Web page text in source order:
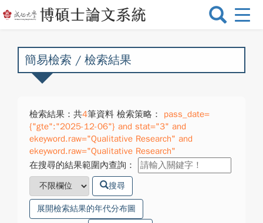
選
換
簡易檢索 / 檢索結果
檢索結果：共4筆資料 檢索策略：
pass_date=
{"gte":"2025-12-06"} and stat="3" and
ekeyword.raw="Qualitative Research" and
ekeyword.raw="Qualitative Research"
在搜尋的結果範圍內查詢：
搜尋
展開檢索結果的年代分布圖